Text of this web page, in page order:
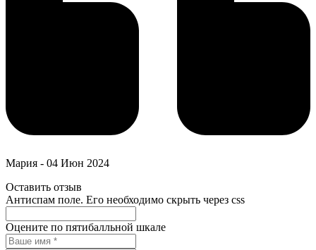
Мария - 04 Июн 2024
Оставить отзыв
Антиспам поле. Его необходимо скрыть через css
Оцените по пятибалльной шкале